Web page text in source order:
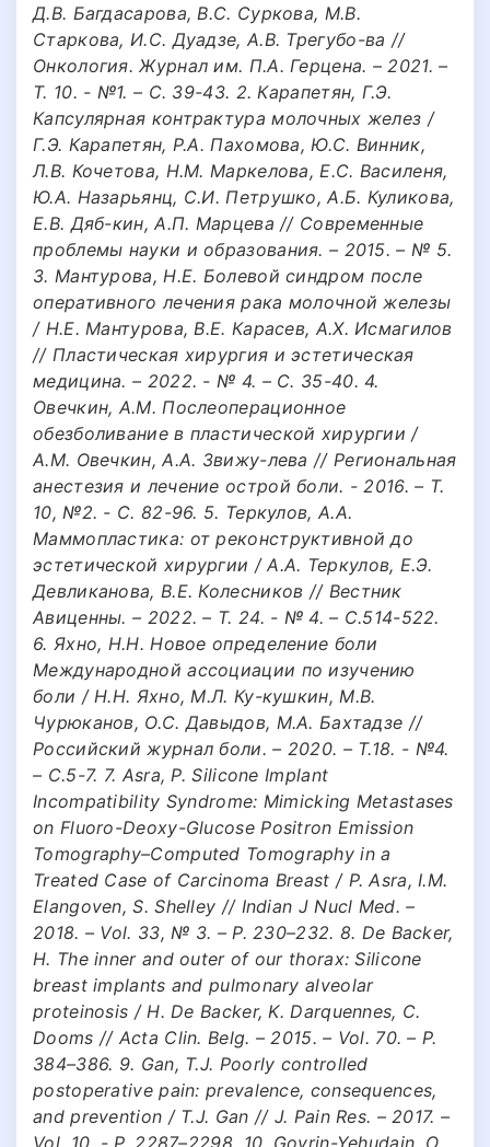
Д.В. Багдасарова, В.С. Суркова, М.В.
Старкова, И.С. Дуадзе, А.В. Трегубо-ва //
Онкология. Журнал им. П.А. Герцена. – 2021. –
Т. 10. - №1. – С. 39-43. 2. Карапетян, Г.Э.
Капсулярная контрактура молочных желез /
Г.Э. Карапетян, Р.А. Пахомова, Ю.С. Винник,
Л.В. Кочетова, Н.М. Маркелова, Е.С. Василеня,
Ю.А. Назарьянц, С.И. Петрушко, А.Б. Куликова,
Е.В. Дяб-кин, А.П. Марцева // Современные
проблемы науки и образования. – 2015. – № 5.
3. Мантурова, Н.Е. Болевой синдром после
оперативного лечения рака молочной железы
/ Н.Е. Мантурова, В.Е. Карасев, А.Х. Исмагилов
// Пластическая хирургия и эстетическая
медицина. – 2022. - № 4. – С. 35-40. 4.
Овечкин, А.М. Послеоперационное
обезболивание в пластической хирургии /
А.М. Овечкин, А.А. Звижу-лева // Региональная
анестезия и лечение острой боли. - 2016. – Т.
10, №2. - С. 82-96. 5. Теркулов, А.А.
Маммопластика: от реконструктивной до
эстетической хирургии / А.А. Теркулов, Е.Э.
Девликанова, В.Е. Колесников // Вестник
Авиценны. – 2022. – Т. 24. - № 4. – С.514-522.
6. Яхно, Н.Н. Новое определение боли
Международной ассоциации по изучению
боли / Н.Н. Яхно, М.Л. Ку-кушкин, М.В.
Чурюканов, О.С. Давыдов, М.А. Бахтадзе //
Российский журнал боли. – 2020. – Т.18. - №4.
– С.5-7. 7. Asra, P. Silicone Implant
Incompatibility Syndrome: Mimicking Metastases
on Fluoro-Deoxy-Glucose Positron Emission
Tomography–Computed Tomography in a
Treated Case of Carcinoma Breast / P. Asra, I.M.
Elangoven, S. Shelley // Indian J Nucl Med. –
2018. – Vol. 33, № 3. – P. 230–232. 8. De Backer,
H. The inner and outer of our thorax: Silicone
breast implants and pulmonary alveolar
proteinosis / H. De Backer, K. Darquennes, C.
Dooms // Acta Clin. Belg. – 2015. – Vol. 70. – P.
384–386. 9. Gan, T.J. Poorly controlled
postoperative pain: prevalence, consequences,
and prevention / T.J. Gan // J. Pain Res. – 2017. –
Vol. 10. - Р. 2287–2298. 10. Govrin-Yehudain, О.